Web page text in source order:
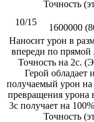
Точность
10/15
1600000
Наносит урон в
впереди по
Точность на 2с.
Герой
получаемый урон на
превращения урона
3с получает на
Точность